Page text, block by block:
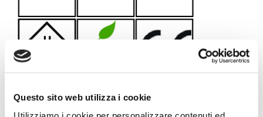
Questo sito web utilizza i cookie